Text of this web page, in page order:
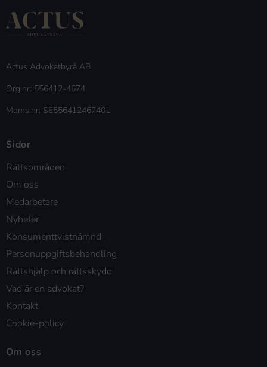
Actus Advokatbyrå AB
Org.nr: 556412-4674
Moms.nr: SE556412467401
Sidor
Rättsområden
Om oss
Medarbetare
Nyheter
Konsumenttvistnämnd
Personuppgiftsbehandling
Rättshjälp och rättsskydd
Vad är en advokat?
Kontakt
Cookie-policy
Om oss